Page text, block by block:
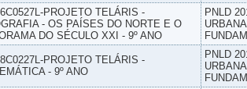
PROJETO TELÁRIS -
- OS PAÍSES DO NORTE E O
DO SÉCULO XXI - 9º ANO
PNLD
PROJETO TELÁRIS -
- 9º ANO
PNLD